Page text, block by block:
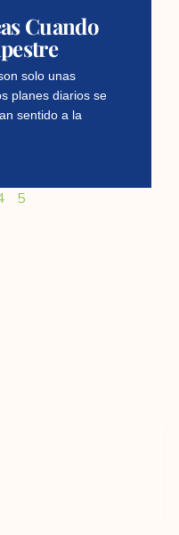
Cuando
solo unas
planes diarios se
sentido a la
5